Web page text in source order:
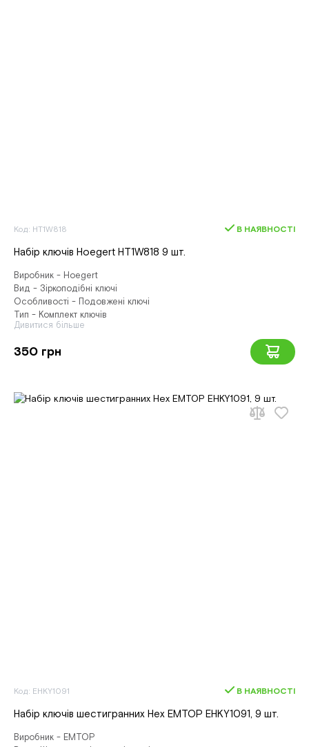
Код: HT1W818 В НАЯВНОСТІ
Набір ключів Hoegert HT1W818 9 шт.
Виробник - Hoegert
Вид - Зіркоподібні ключі
Особливості - Подовжені ключі
Тип - Комплект ключів
Дивитися більше
350 грн
Код: EHKY1091 В НАЯВНОСТІ
Набір ключів шестигранних Hex EMTOP EHKY1091, 9 шт.
Виробник - EMTOP